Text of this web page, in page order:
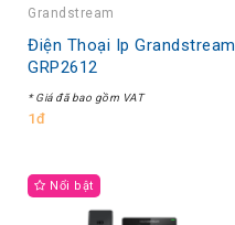
Grandstream
Điện Thoại Ip Grandstream
GRP2612
* Giá đã bao gồm VAT
1đ
Nổi bật